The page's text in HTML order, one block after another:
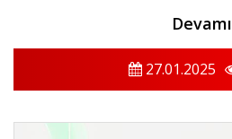
Devamı
27.01.2025